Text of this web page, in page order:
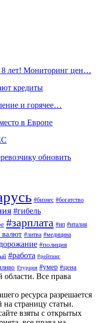
8 лет! Мониторинг цен…
кредиты
и горячее…
в Европе
обновить
#бизнес #богатство
#гибель
#зарплата #ип #италия
#литва #медицина
#полиция
#работа #рейтинг
#турция #умер #цена
области. Все права
ресурса разрешается
страницу статьи.
взяты с открытых